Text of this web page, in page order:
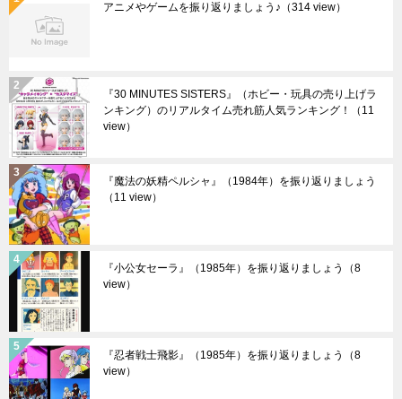
アニメやゲームを振り返りましょう♪ （314 view）
『30 MINUTES SISTERS』（ホビー・玩具の売り上げラ
ンキング）のリアルタイム売れ筋人気ランキング！
（11
view）
『魔法の妖精ペルシャ』（1984年）を振り返りましょう
（11 view）
『小公女セーラ』（1985年）を振り返りましょう
（8
view）
『忍者戦士飛影』（1985年）を振り返りましょう
（8
view）